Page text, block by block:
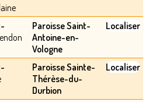
Paroisse Saint-
Antoine-en-
Vologne
Localiser
Paroisse Sainte-
Thérèse-du-
Durbion
Localiser